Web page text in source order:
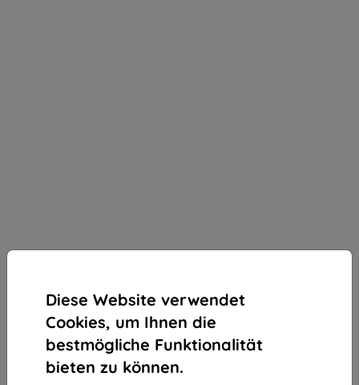
Diese Website verwendet
Cookies, um Ihnen die
bestmögliche Funktionalität
bieten zu können.
Beline Candy rote Hülle für Samsung S22 Ultra